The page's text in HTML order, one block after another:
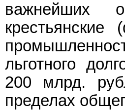
важнейших
крестьянские
льготного
200 млрд.
пределах